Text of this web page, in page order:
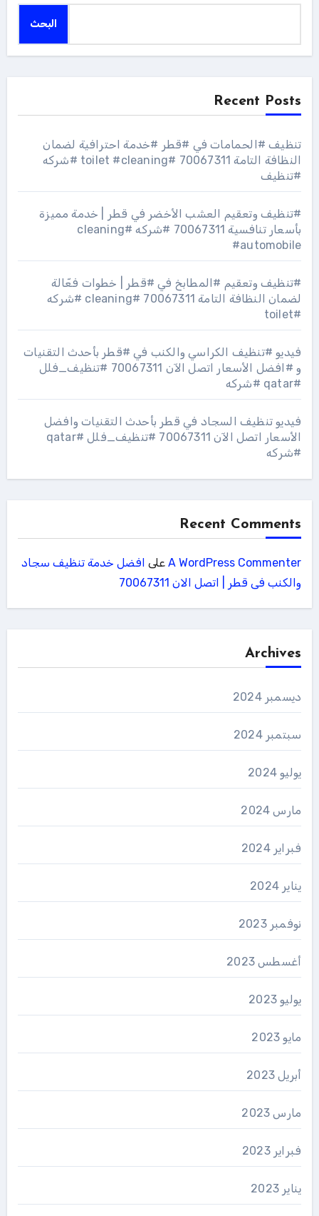
البحث
Recent Posts
تنظيف #الحمامات في #قطر #خدمة احترافية لضمان
النظافة التامة 70067311 #toilet #cleaning #شركه
#تنظيف
#تنظيف وتعقيم العشب الأخضر في قطر | خدمة مميزة
بأسعار تنافسية 70067311 #شركه #cleaning
#automobile
#تنظيف وتعقيم #المطابخ في #قطر | خطوات فعّالة
لضمان النظافة التامة 70067311 #cleaning #شركه
#toilet
فيديو #تنظيف الكراسي والكنب في #قطر بأحدث التقنيات
و #افضل الأسعار اتصل الآن 70067311 #تنظيف_فلل
#qatar #شركه
فيديو تنظيف السجاد في قطر بأحدث التقنيات وافضل
الأسعار اتصل الآن 70067311 #تنظيف_فلل #qatar
#شركه
Recent Comments
A WordPress Commenterعلى افضل خدمة تنظيف سجاد
والكنب فى قطر | اتصل الان 70067311
Archives
ديسمبر 2024
سبتمبر 2024
يوليو 2024
مارس 2024
فبراير 2024
يناير 2024
نوفمبر 2023
أغسطس 2023
يوليو 2023
مايو 2023
أبريل 2023
مارس 2023
فبراير 2023
يناير 2023